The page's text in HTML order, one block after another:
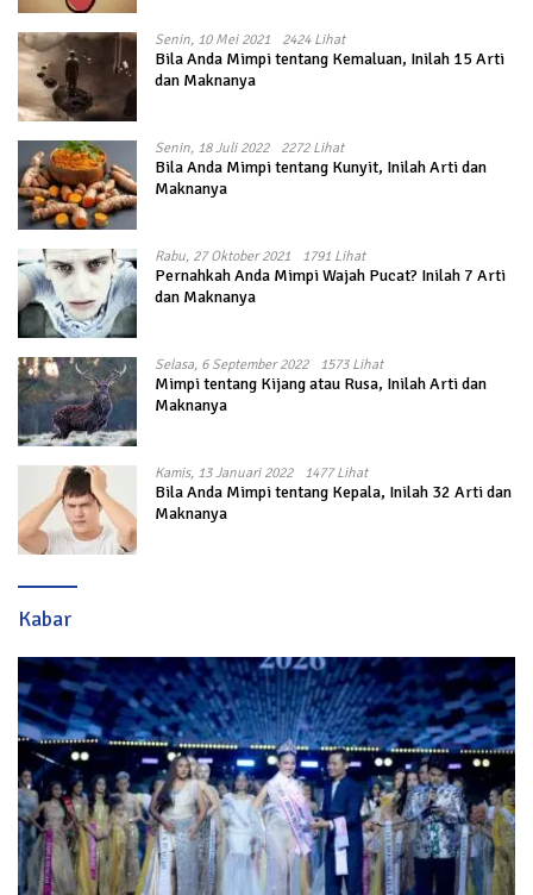
Senin, 10 Mei 2021 2424 Lihat
Bila Anda Mimpi tentang Kemaluan, Inilah 15 Arti
dan Maknanya
Senin, 18 Juli 2022 2272 Lihat
Bila Anda Mimpi tentang Kunyit, Inilah Arti dan
Maknanya
Rabu, 27 Oktober 2021 1791 Lihat
Pernahkah Anda Mimpi Wajah Pucat? Inilah 7 Arti
dan Maknanya
Selasa, 6 September 2022 1573 Lihat
Mimpi tentang Kijang atau Rusa, Inilah Arti dan
Maknanya
Kamis, 13 Januari 2022 1477 Lihat
Bila Anda Mimpi tentang Kepala, Inilah 32 Arti dan
Maknanya
Kabar